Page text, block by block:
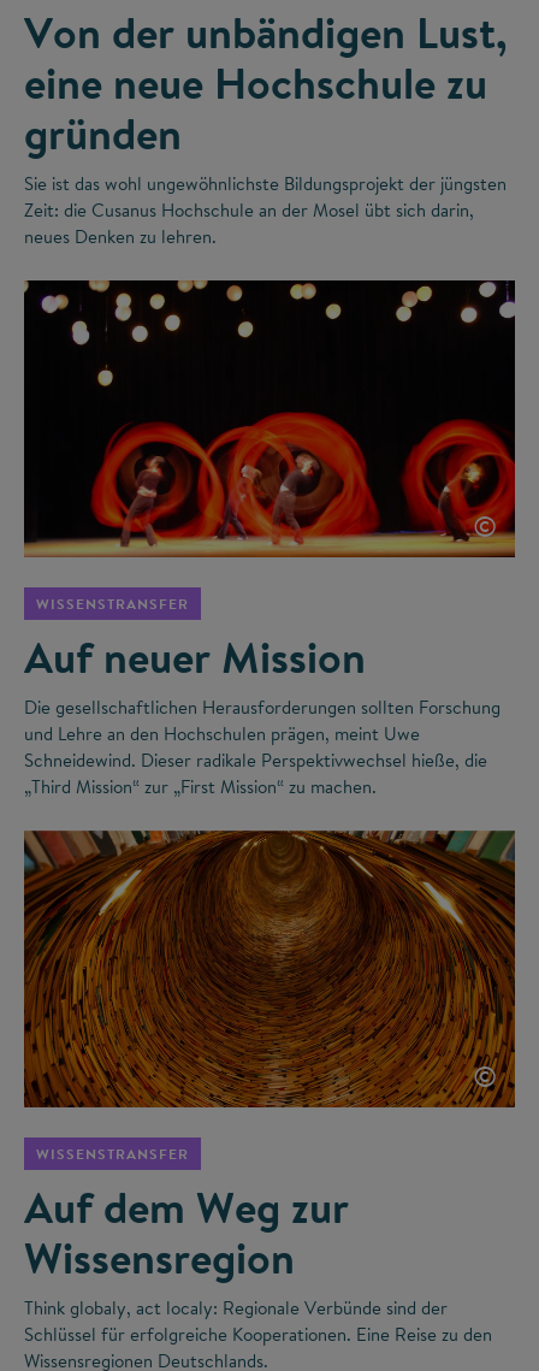
Von der unbändigen Lust,
eine neue Hochschule zu
gründen
Sie ist das wohl ungewöhnlichste Bildungsprojekt der jüngsten
Zeit: die Cusanus Hochschule an der Mosel übt sich darin,
neues Denken zu lehren.
©
WISSENSTRANSFER
Auf neuer Mission
Die gesellschaftlichen Herausforderungen sollten Forschung
und Lehre an den Hochschulen prägen, meint Uwe
Schneidewind. Dieser radikale Perspektivwechsel hieße, die
„Third Mission“ zur „First Mission“ zu machen.
©
WISSENSTRANSFER
Auf dem Weg zur
Wissensregion
Think globaly, act localy: Regionale Verbünde sind der
Schlüssel für erfolgreiche Kooperationen. Eine Reise zu den
Wissensregionen Deutschlands.